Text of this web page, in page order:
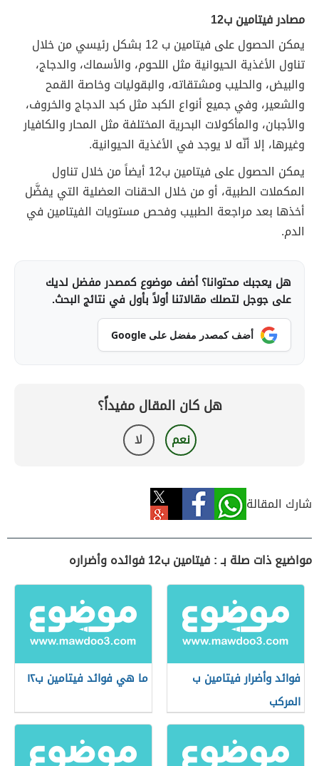
مصادر فيتامين ب12
يمكن الحصول على فيتامين ب 12 بشكل رئيسي من خلال
تناول الأغذية الحيوانية مثل اللحوم، والأسماك، والدجاج،
والبيض، والحليب ومشتقاته، والبقوليات وخاصة القمح
والشعير، وفي جميع أنواع الكبد مثل كبد الدجاج والخروف،
والأجبان، والمأكولات البحرية المختلفة مثل المحار والكافيار
وغيرها، إلا أنّه لا يوجد في الأغذية الحيوانية.
يمكن الحصول على فيتامين ب12 أيضاً من خلال تناول
المكملات الطبية، أو من خلال الحقنات العضلية التي يفضَّل
أخذها بعد مراجعة الطبيب وفحص مستويات الفيتامين في
الدم.
هل يعجبك محتوانا؟ أضف موضوع كمصدر مفضل لديك
على جوجل لتصلك مقالاتنا أولاً بأول في نتائج البحث.
أضف كمصدر مفضل على Google
هل كان المقال مفيداً؟
نعم لا
شارك المقالة
مواضيع ذات صلة بـ : فيتامين ب12 فوائده وأضراره
فوائد وأضرار فيتامين ب
المركب
ما هي فوائد فيتامين ب١٢